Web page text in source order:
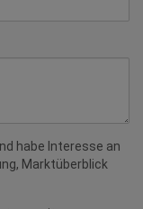
habe Interesse an
Marktüberblick